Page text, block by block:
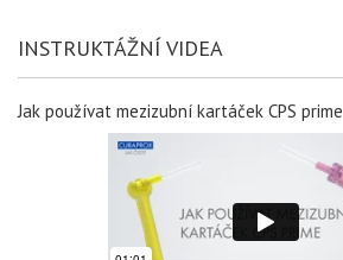
INSTRUKTÁŽNÍ VIDEA
Jak používat mezizubní kartáček CPS prime